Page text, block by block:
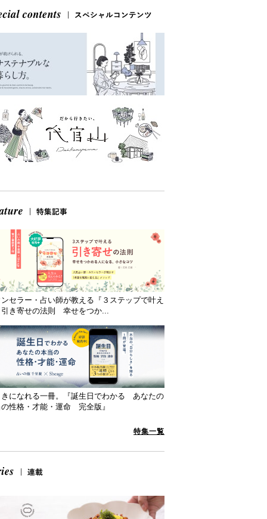
セラー・占い師が教える『３ステップで叶え
き寄せの法則 幸せをつか...
きになれる一冊。『誕生日でわかる あなたの
性格・才能・運命 完全版』
特集一覧